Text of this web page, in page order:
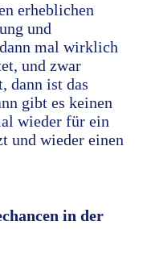
erheblichen
und
mal wirklich
und zwar
dann ist das
gibt es keinen
wieder für ein
und wieder einen
in der